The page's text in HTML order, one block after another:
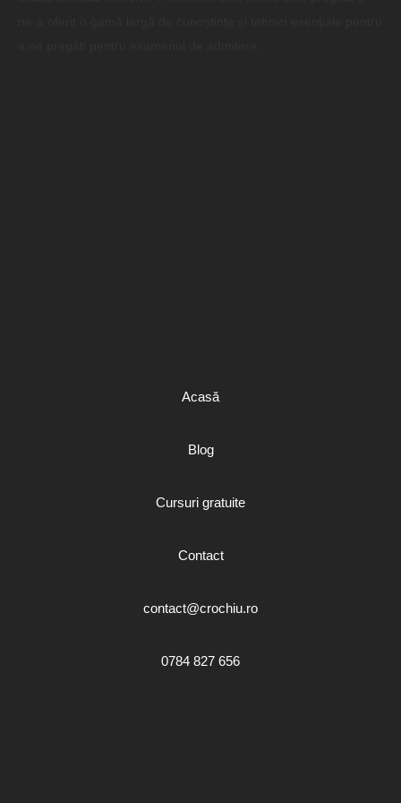
Acasă
Blog
Cursuri gratuite
Contact
contact@crochiu.ro
0784 827 656